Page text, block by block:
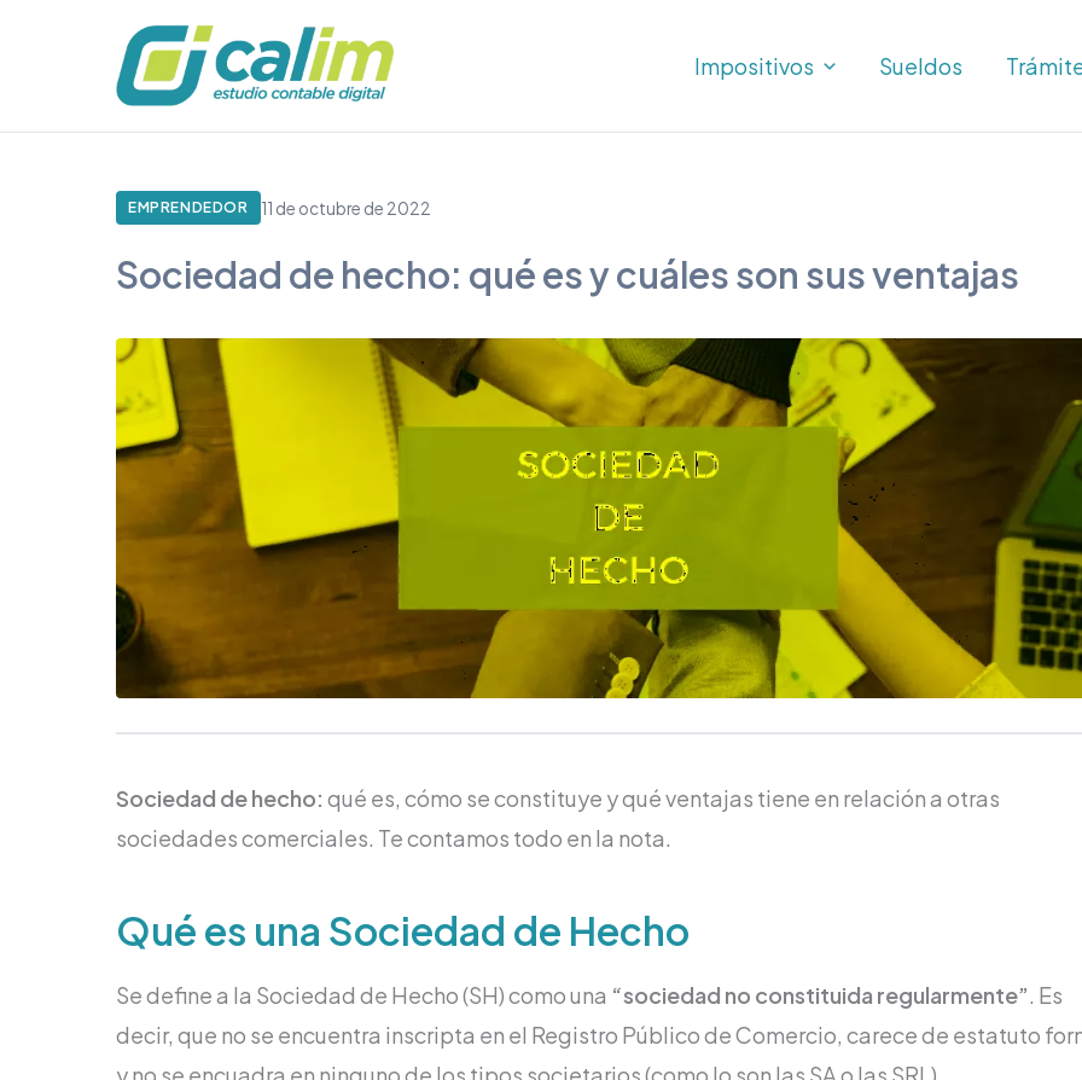
Impositivos Sueldos
EMPRENDEDOR 11 de octubre de 2022
Sociedad de hecho: qué es y cuáles son sus ventajas
Sociedad de hecho: qué es, cómo se constituye y qué ventajas tiene en relación a otras
sociedades comerciales. Te contamos todo en la nota.
Qué es una Sociedad de Hecho
Se define a la Sociedad de Hecho (SH) como una “sociedad no constituida regularmente”. Es
decir, que no se encuentra inscripta en el Registro Público de Comercio, carece de estatuto